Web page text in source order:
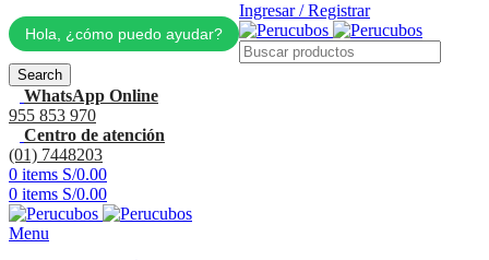
Hola, ¿cómo puedo ayudar?
Ingresar / Registrar
Search
WhatsApp Online
955 853 970
Centro de atención
(01) 7448203
0 items S/0.00
0 items S/0.00
Menu